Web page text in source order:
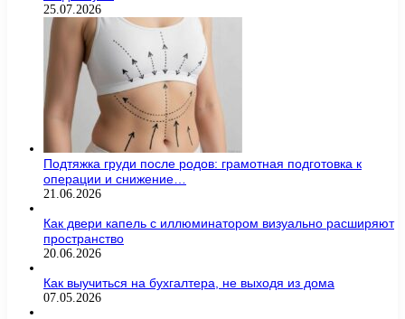
25.07.2026
Подтяжка груди после родов: грамотная подготовка к
операции и снижение…
21.06.2026
Как двери капель с иллюминатором визуально расширяют
пространство
20.06.2026
Как выучиться на бухгалтера, не выходя из дома
07.05.2026